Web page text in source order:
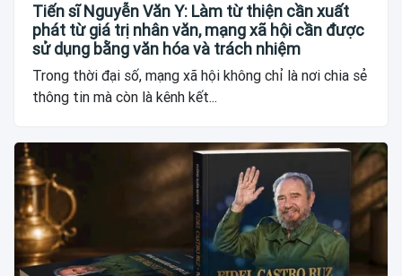
Tiến sĩ Nguyễn Văn Y: Làm từ thiện cần xuất
phát từ giá trị nhân văn, mạng xã hội cần được
sử dụng bằng văn hóa và trách nhiệm
Trong thời đại số, mạng xã hội không chỉ là nơi chia sẻ
thông tin mà còn là kênh kết...